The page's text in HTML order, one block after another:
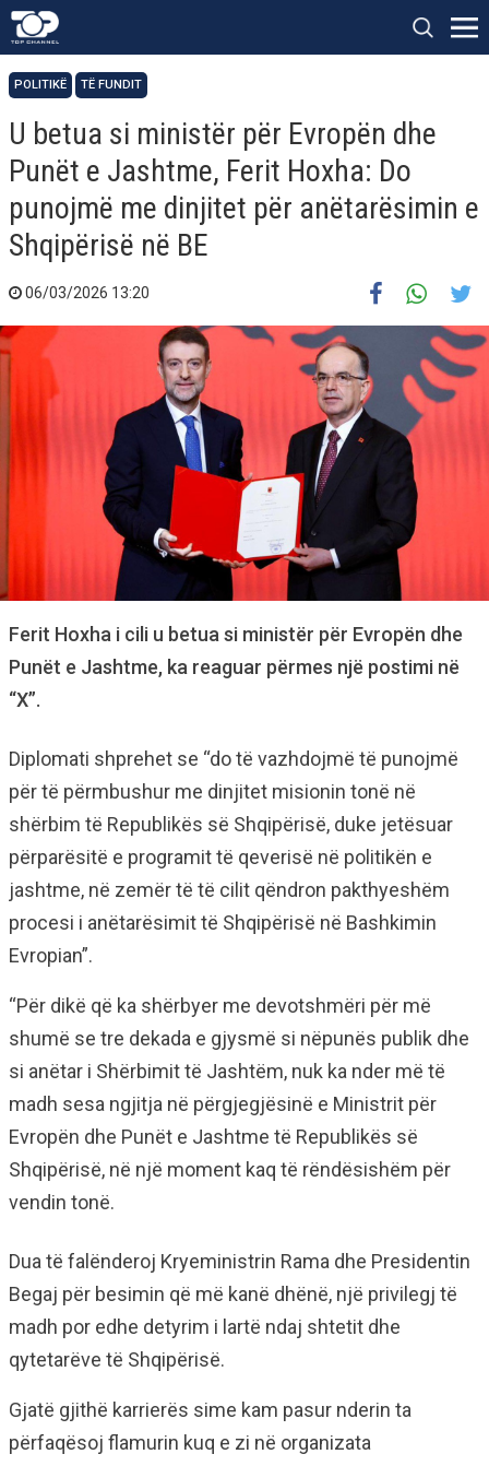
POLITIKË TË FUNDIT
U betua si ministër për Evropën dhe
Punët e Jashtme, Ferit Hoxha: Do
punojmë me dinjitet për anëtarësimin e
Shqipërisë në BE
06/03/2026 13:20
Ferit Hoxha i cili u betua si ministër për Evropën dhe
Punët e Jashtme, ka reaguar përmes një postimi në
“X”.
Diplomati shprehet se “do të vazhdojmë të punojmë
për të përmbushur me dinjitet misionin tonë në
shërbim të Republikës së Shqipërisë, duke jetësuar
përparësitë e programit të qeverisë në politikën e
jashtme, në zemër të të cilit qëndron pakthyeshëm
procesi i anëtarësimit të Shqipërisë në Bashkimin
Evropian”.
“Për dikë që ka shërbyer me devotshmëri për më
shumë se tre dekada e gjysmë si nëpunës publik dhe
si anëtar i Shërbimit të Jashtëm, nuk ka nder më të
madh sesa ngjitja në përgjegjësinë e Ministrit për
Evropën dhe Punët e Jashtme të Republikës së
Shqipërisë, në një moment kaq të rëndësishëm për
vendin tonë.
Dua të falënderoj Kryeministrin Rama dhe Presidentin
Begaj për besimin që më kanë dhënë, një privilegj të
madh por edhe detyrim i lartë ndaj shtetit dhe
qytetarëve të Shqipërisë.
Gjatë gjithë karrierës sime kam pasur nderin ta
përfaqësoj flamurin kuq e zi në organizata